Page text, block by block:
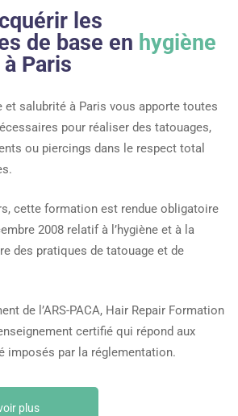
les
de base en hygiène
à Paris
et salubrité à Paris vous apporte toutes
pour réaliser des tatouages,
ou piercings dans le respect total
cette formation est rendue obligatoire
2008 relatif à l’hygiène et à la
des pratiques de tatouage et de
de l’ARS-PACA, Hair Repair Formation
certifié qui répond aux
imposés par la réglementation.
plus